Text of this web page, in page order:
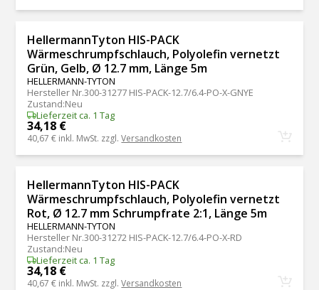
HellermannTyton HIS-PACK
Wärmeschrumpfschlauch, Polyolefin vernetzt
Grün, Gelb, Ø 12.7 mm, Länge 5m
HELLERMANN-TYTON
Hersteller Nr.300-31277 HIS-PACK-12.7/6.4-PO-X-GNYE
Zustand:Neu
Lieferzeit ca. 1 Tag
34,18 €
40,67 € inkl. MwSt. zzgl.Versandkosten
HellermannTyton HIS-PACK
Wärmeschrumpfschlauch, Polyolefin vernetzt
Rot, Ø 12.7 mm Schrumpfrate 2:1, Länge 5m
HELLERMANN-TYTON
Hersteller Nr.300-31272 HIS-PACK-12.7/6.4-PO-X-RD
Zustand:Neu
Lieferzeit ca. 1 Tag
34,18 €
40,67 € inkl. MwSt. zzgl.Versandkosten